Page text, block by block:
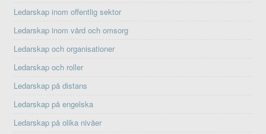
Ledarskap inom offentlig sektor
Ledarskap inom vård och omsorg
Ledarskap och organisationer
Ledarskap och roller
Ledarskap på distans
Ledarskap på engelska
Ledarskap på olika nivåer